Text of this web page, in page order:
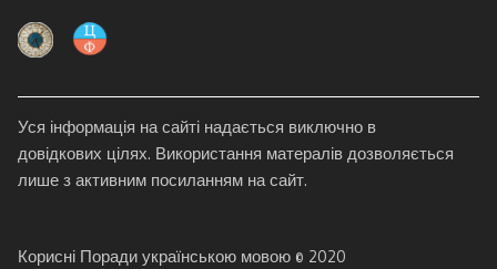
Уся інформація на сайті надається виключно в
довідкових цілях. Використання матералів дозволяється
лише з активним посиланням на сайт.
Корисні Поради українською мовою © 2020